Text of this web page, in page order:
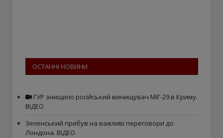
ОСТАННІ НОВИНИ
ГУР знищило російський винищувач МіГ-29 в Криму.
ВІДЕО
Зеленський прибув на важливі переговори до
Лондона. ВІДЕО